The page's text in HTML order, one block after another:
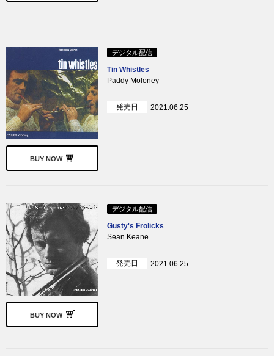
BUY NOW
デジタル配信
Tin Whistles
Paddy Moloney
発売日 2021.06.25
BUY NOW
デジタル配信
Gusty's Frolicks
Sean Keane
発売日 2021.06.25